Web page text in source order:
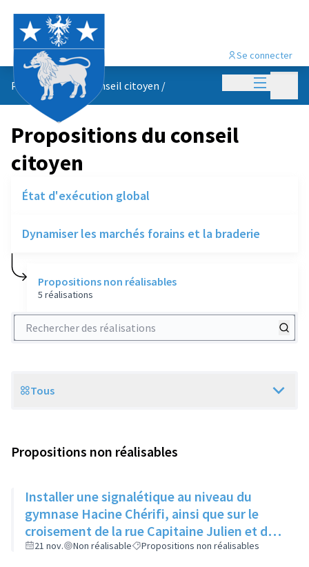
Menu
Se connecter
Propositions du conseil citoyen /
Propositions du conseil
citoyen
État d'exécution global
Dynamiser les marchés forains et la braderie
Propositions non réalisables
5 réalisations
Rechercher des réalisations
Scope
Tous
Propositions non réalisables
Installer une signalétique au niveau du
gymnase Hacine Chérifi, ainsi que sur le
croisement de la rue Capitaine Julien et de
la rue Fleury Salignat pour annoncer le
21 nov. Non réalisable Propositions non réalisables